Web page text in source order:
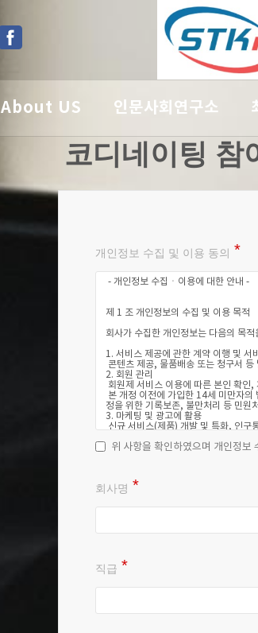
About US 인문사회연구소
코디네이팅 참
개인정보 수집 및 이용 동의
위 사항을 확인하였으며 개인정보
회사명
직급